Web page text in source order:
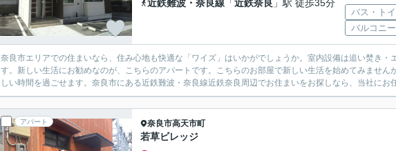
近鉄難波・奈良線 「近鉄奈良 」駅 徒歩35分
バス・ト
バルコニー
奈良市エリアでの住まいなら、住み心地も快適な「ワイズ」はいかがでしょうか。室内設備は追い焚き・
す。新しい生活にお勧めなのが、こちらのアパートです。こちらのお部屋で新しい生活を始めてみません
しい時間を過ごせます。奈良市にある近鉄難波・奈良線近鉄奈良周辺でお住まいをお探しなら、当社にお
アパート 奈良市高天市町
若草ビレッジ